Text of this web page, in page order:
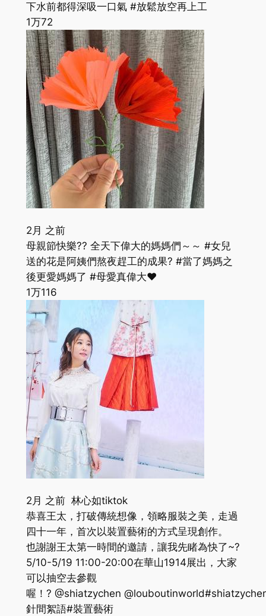
下水前都得深吸一口氣 #放鬆放空再上工
1万72
2月 之前
母親節快樂?? 全天下偉大的媽媽們～～ #女兒
送的花是阿姨們熬夜趕工的成果? #當了媽媽之
後更愛媽媽了 #母愛真偉大❤️
1万116
2月 之前 林心如tiktok
恭喜王太，打破傳統想像，領略服裝之美，走過
四十一年，首次以裝置藝術的方式呈現創作。
也謝謝王太第一時間的邀請，讓我先睹為快了~?
5/10-5/19 11:00-20:00在華山1914展出，大家
可以抽空去參觀
喔！? @shiatzychen
針間絮語#裝置藝術